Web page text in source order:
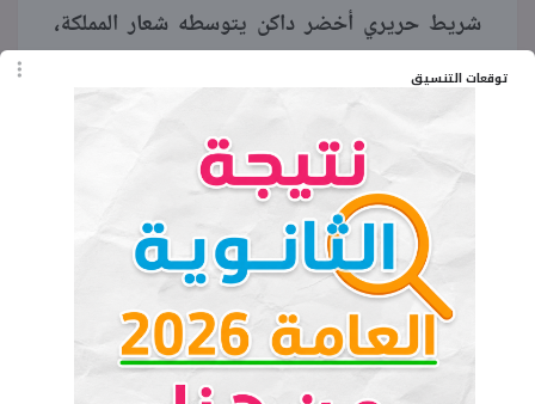
توقعات التنسيق
شريط حريري أخضر داكن يتوسطه شعار المملكة،
وتزين جانبيه خطوط ذهبية، إضافة إلى قطعة
زخرفية دقيقة.
ويبلغ قطر الوسام نحو ستة سنتيمترات، ما يمنحه
حضورا بصريا لافتا خلال المناسبات الرسمية.
الكلمات المفتاحية